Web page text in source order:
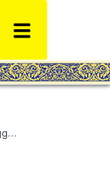
UniMAP Perkasa Penggunaan Blockchain